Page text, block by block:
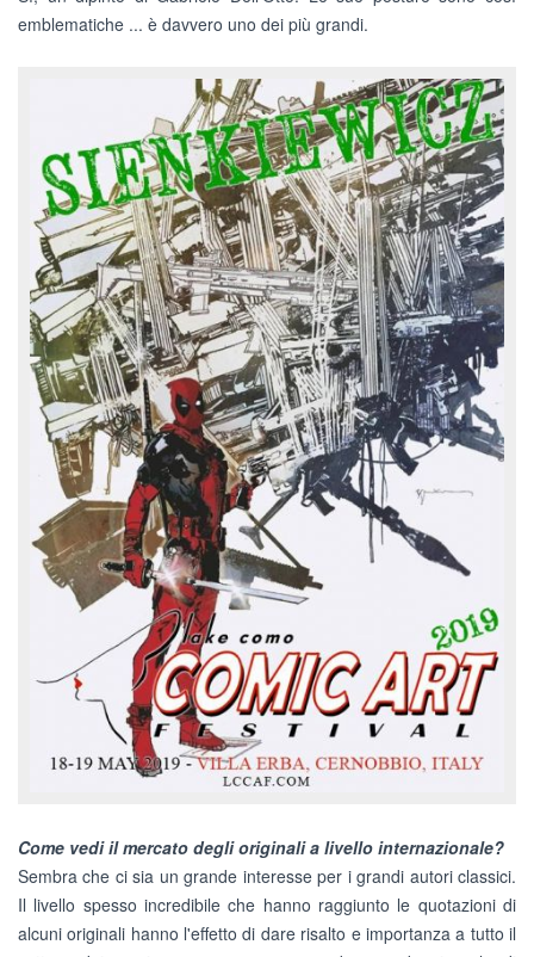
emblematiche ... è davvero uno dei più grandi.
Come vedi il mercato degli originali a livello internazionale?
Sembra che ci sia un grande interesse per i grandi autori classici.
Il livello spesso incredibile che hanno raggiunto le quotazioni di
alcuni originali hanno l'effetto di dare risalto e importanza a tutto il